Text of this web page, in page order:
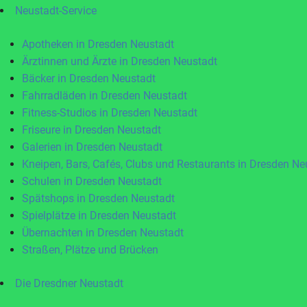
Neustadt-Service
Apotheken in Dresden Neustadt
Ärztinnen und Ärzte in Dresden Neustadt
Bäcker in Dresden Neustadt
Fahrradläden in Dresden Neustadt
Fitness-Studios in Dresden Neustadt
Friseure in Dresden Neustadt
Galerien in Dresden Neustadt
Kneipen, Bars, Cafés, Clubs und Restaurants in Dresden
Schulen in Dresden Neustadt
Spätshops in Dresden Neustadt
Spielplätze in Dresden Neustadt
Übernachten in Dresden Neustadt
Straßen, Plätze und Brücken
Die Dresdner Neustadt